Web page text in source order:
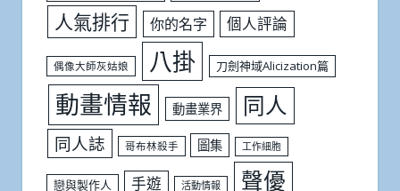
人氣排行 你的名字 個人評論
偶像大師灰姑娘 八掛 刀劍神域Alicization篇
動畫情報 動畫業界 同人
同人誌 哥布林殺手 圖集 工作細胞
戀與製作人 手遊 活動情報 聲優